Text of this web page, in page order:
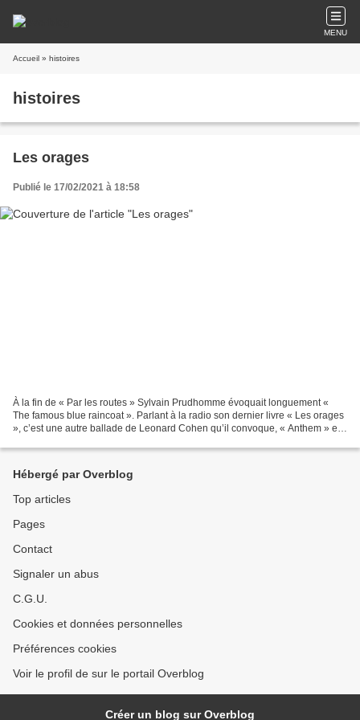
MENU
Accueil » histoires
histoires
Les orages
Publié le 17/02/2021 à 18:58
À la fin de « Par les routes » Sylvain Prudhomme évoquait longuement «
The famous blue raincoat ». Parlant à la radio son dernier livre « Les orages
», c’est une autre ballade de Leonard Cohen qu’il convoque, « Anthem » et
Hébergé par Overblog
Top articles
Pages
Contact
Signaler un abus
C.G.U.
Cookies et données personnelles
Préférences cookies
Voir le profil de sur le portail Overblog
Créer un blog sur Overblog